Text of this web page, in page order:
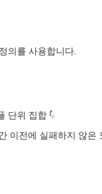
의를 사용합니다.
단위 집합
이전에 실패하지 않